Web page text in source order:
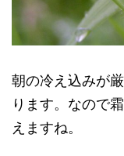
朝の冷え込みが
ります。なので
えますね。